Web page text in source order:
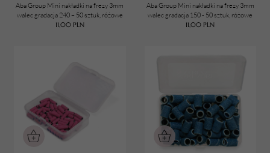
Aba Group Mini nakładki na frezy 3mm
walec gradacja 240 – 50 sztuk, różowe
11,00 PLN
Aba Group Mini nakładki na frezy 3mm
walec gradacja 150 - 50 sztuk, różowe
11,00 PLN